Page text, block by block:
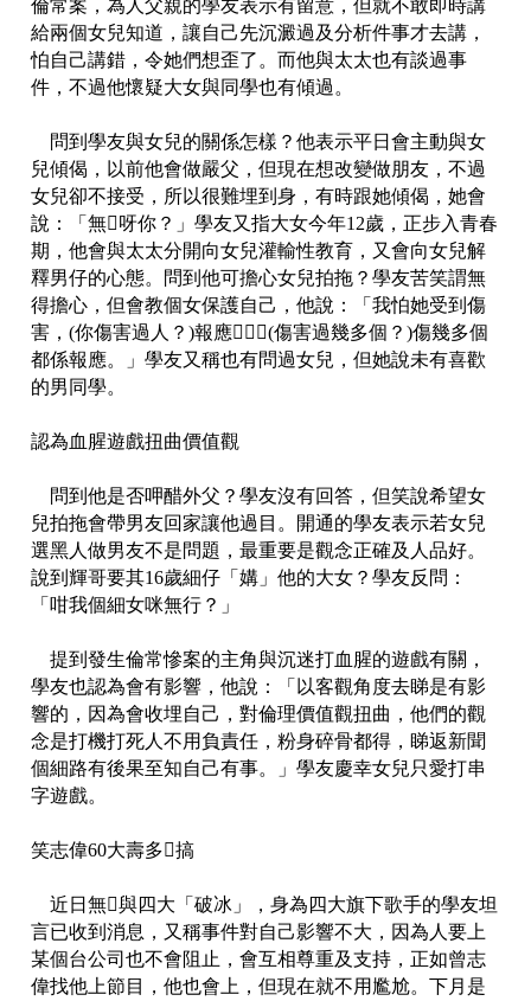
倫常案，為人父親的學友表示有留意，但就不敢即時講
給兩個女兒知道，讓自己先沉澱過及分析件事才去講，
怕自己講錯，令她們想歪了。而他與太太也有談過事
件，不過他懷疑大女與同學也有傾過。
問到學友與女兒的關係怎樣？他表示平日會主動與女
兒傾偈，以前他會做嚴父，但現在想改變做朋友，不過
女兒卻不接受，所以很難埋到身，有時跟她傾偈，她會
說：「無呀你？」學友又指大女今年12歲，正步入青春
期，他會與太太分開向女兒灌輸性教育，又會向女兒解
釋男仔的心態。問到他可擔心女兒拍拖？學友苦笑謂無
得擔心，但會教個女保護自己，他說：「我怕她受到傷
害，(你傷害過人？)報應，(傷害過幾多個？)傷幾多個
都係報應。」學友又稱也有問過女兒，但她說未有喜歡
的男同學。
認為血腥遊戲扭曲價值觀
問到他是否呷醋外父？學友沒有回答，但笑說希望女
兒拍拖會帶男友回家讓他過目。開通的學友表示若女兒
選黑人做男友不是問題，最重要是觀念正確及人品好。
說到輝哥要其16歲細仔「媾」他的大女？學友反問：
「咁我個細女咪無行？」
提到發生倫常慘案的主角與沉迷打血腥的遊戲有關，
學友也認為會有影響，他說：「以客觀角度去睇是有影
響的，因為會收埋自己，對倫理價值觀扭曲，他們的觀
念是打機打死人不用負責任，粉身碎骨都得，睇返新聞
個細路有後果至知自己有事。」學友慶幸女兒只愛打串
字遊戲。
笑志偉60大壽多搞
近日無與四大「破冰」，身為四大旗下歌手的學友坦
言已收到消息，又稱事件對自己影響不大，因為人要上
某個台公司也不會阻止，會互相尊重及支持，正如曾志
偉找他上節目，他也會上，但現在就不用尷尬。下月是